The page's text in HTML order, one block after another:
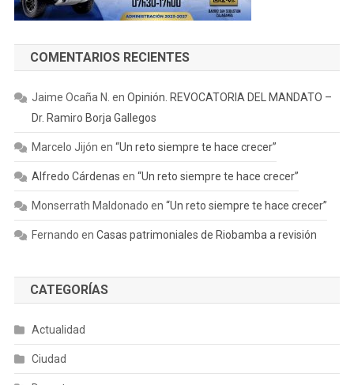
COMENTARIOS RECIENTES
Jaime Ocaña N. en Opinión. REVOCATORIA DEL MANDATO –
Dr. Ramiro Borja Gallegos
Marcelo Jijón en “Un reto siempre te hace crecer”
Alfredo Cárdenas en “Un reto siempre te hace crecer”
Monserrath Maldonado en “Un reto siempre te hace crecer”
Fernando en Casas patrimoniales de Riobamba a revisión
CATEGORÍAS
Actualidad
Ciudad